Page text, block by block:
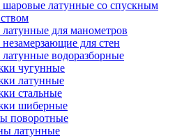
латунные со спускным
для манометров
для стен
водоразборные
чугунные
латунные
стальные
шиберные
поворотные
латунные